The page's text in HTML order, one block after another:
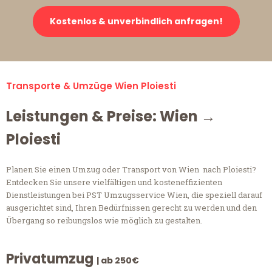
Kostenlos & unverbindlich anfragen!
Transporte & Umzüge Wien Ploiesti
Leistungen & Preise: Wien →
Ploiesti
Planen Sie einen Umzug oder Transport von Wien nach Ploiesti?
Entdecken Sie unsere vielfältigen und kosteneffizienten
Dienstleistungen bei PST Umzugsservice Wien, die speziell darauf
ausgerichtet sind, Ihren Bedürfnissen gerecht zu werden und den
Übergang so reibungslos wie möglich zu gestalten.
Privatumzug | ab 250€